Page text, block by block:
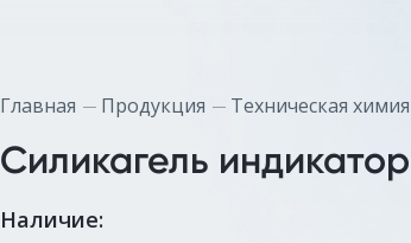
Главная Продукция Техническая химия
Силикагель
Наличие: